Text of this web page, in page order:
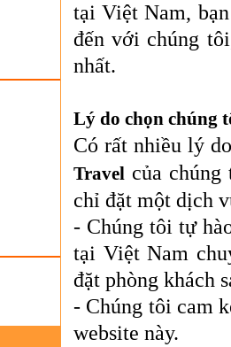
tại Việt Nam,
đến với chúng
nhất.
Lý do chọn chúng
Có rất nhiều lý
Travel của
chỉ đặt một dịch
- Chúng tôi tự
tại Việt Nam
đặt phòng khách
- Chúng tôi cam
website này.